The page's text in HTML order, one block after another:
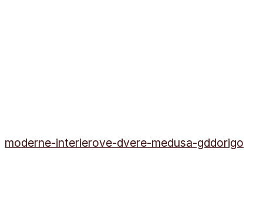
moderne-interierove-dvere-medusa-gddorigo